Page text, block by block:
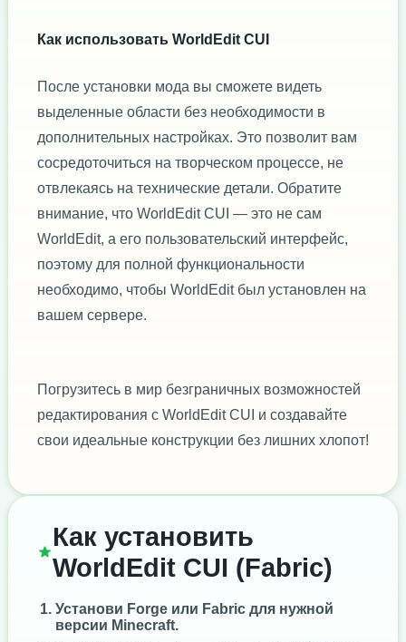
Как использовать WorldEdit CUI
После установки мода вы сможете видеть
выделенные области без необходимости в
дополнительных настройках. Это позволит вам
сосредоточиться на творческом процессе, не
отвлекаясь на технические детали. Обратите
внимание, что WorldEdit CUI — это не сам
WorldEdit, а его пользовательский интерфейс,
поэтому для полной функциональности
необходимо, чтобы WorldEdit был установлен на
вашем сервере.
Погрузитесь в мир безграничных возможностей
редактирования с WorldEdit CUI и создавайте
свои идеальные конструкции без лишних хлопот!
Как установить
WorldEdit CUI (Fabric)
Установи Forge или Fabric для нужной
версии Minecraft.